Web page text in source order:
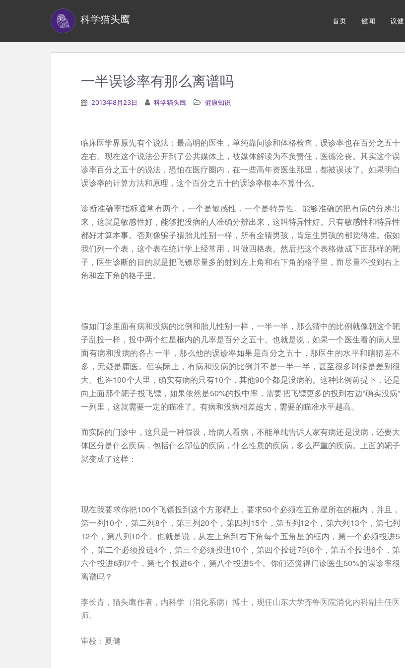
科学猫头鹰 首页 健闻 议健
一半误诊率有那么离谱吗
2013年8月23日 科学猫头鹰 健康知识
临床医学界原先有个说法：最高明的医生，单纯靠问诊和体格检查，误诊率也在百分之五十
左右。现在这个说法公开到了公共媒体上，被媒体解读为不负责任，医德沦丧。其实这个误
诊率百分之五十的说法，恐怕在医疗圈内，在一些高年资医生那里，都被误读了。如果明白
误诊率的计算方法和原理，这个百分之五十的误诊率根本不算什么。
诊断准确率指标通常有两个，一个是敏感性，一个是特异性。能够准确的把有病的分辨出
来，这就是敏感性好，能够把没病的人准确分辨出来，这叫特异性好。只有敏感性和特异性
都好才算本事。否则像骗子猜胎儿性别一样，所有全猜男孩，肯定生男孩的都觉得准。假如
我们列一个表，这个表在统计学上经常用，叫做四格表。然后把这个表格做成下面那样的靶
子，医生诊断的目的就是把飞镖尽量多的射到左上角和右下角的格子里，而尽量不投到右上
角和左下角的格子里。
假如门诊里面有病和没病的比例和胎儿性别一样，一半一半，那么猜中的比例就像朝这个靶
子乱投一样，投中两个红星框内的几率是百分之五十。也就是说，如果一个医生看的病人里
面有病和没病的各占一半，那么他的误诊率如果是百分之五十，那医生的水平和瞎猜差不
多，无疑是庸医。但实际上，有病和没病的比例并不是一半一半，甚至很多时候是差别很
大。也许100个人里，确实有病的只有10个，其他90个都是没病的。这种比例前提下，还是
向上面那个靶子投飞镖，如果依然是50%的投中率，需要把飞镖更多的投到右边“确实没病”
一列里，这就需要一定的瞄准了。有病和没病相差越大，需要的瞄准水平越高。
而实际的门诊中，这只是一种假设，给病人看病，不能单纯告诉人家有病还是没病，还要大
体区分是什么疾病，包括什么部位的疾病，什么性质的疾病，多么严重的疾病。上面的靶子
就变成了这样：
现在我要求你把100个飞镖投到这个方形靶上，要求50个必须在五角星所在的框内，并且，
第一列10个，第二列8个，第三列20个，第四列15个，第五列12个，第六列13个，第七列
12个，第八列10个。也就是说，从左上角到右下角每个五角星的框内，第一个必须投进5
个，第二个必须投进4个，第三个必须投进10个，第四个投进7到8个，第五个投进6个，第
六个投进6到7个，第七个投进6个，第八个投进5个。你们还觉得门诊医生50%的误诊率很
离谱吗？
李长青，猫头鹰作者，内科学（消化系病）博士，现任山东大学齐鲁医院消化内科副主任医
师。
审校：夏健